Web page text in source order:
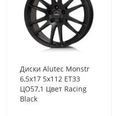
Диски Alutec Monstr
6,5x17 5x112 ET33
ЦО57,1 Цвет Racing
Black